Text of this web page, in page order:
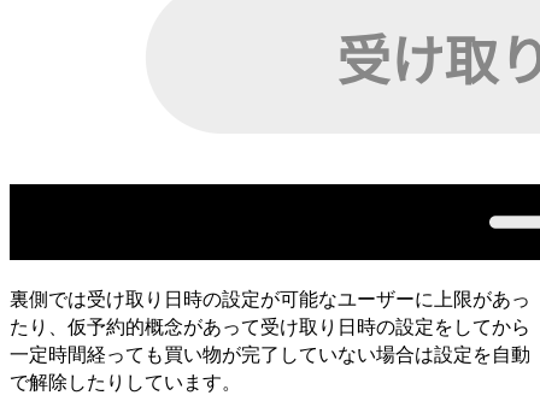
裏側では受け取り日時の設定が可能なユーザーに上限があっ
たり、仮予約的概念があって受け取り日時の設定をしてから
一定時間経っても買い物が完了していない場合は設定を自動
で解除したりしています。